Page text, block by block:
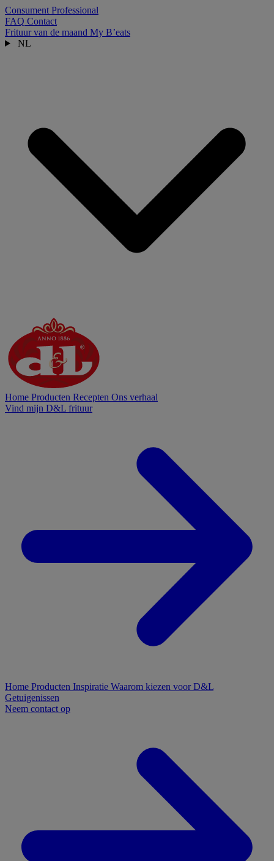
Consument Professional
FAQ Contact
Frituur van de maand My B’eats
NL
Home Producten Recepten Ons verhaal
Vind mijn D&L frituur
Home Producten Inspiratie Waarom kiezen voor D&L
Getuigenissen
Neem contact op